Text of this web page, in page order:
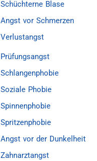
Schüchterne Blase
Angst vor Schmerzen
Verlustangst
Prüfungsangst
Schlangenphobie
Soziale Phobie
Spinnenphobie
Spritzenphobie
Angst vor der Dunkelheit
Zahnarztangst